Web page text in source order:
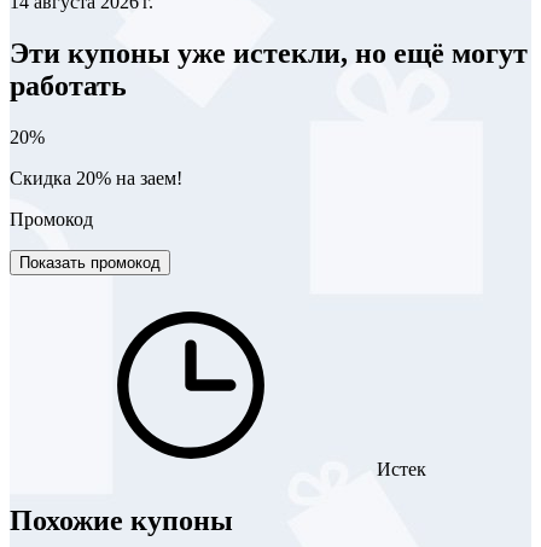
Эти купоны уже истекли, но ещё могут
работать
20%
Скидка 20% на заем!
Промокод
Показать промокод
Истек
Похожие купоны